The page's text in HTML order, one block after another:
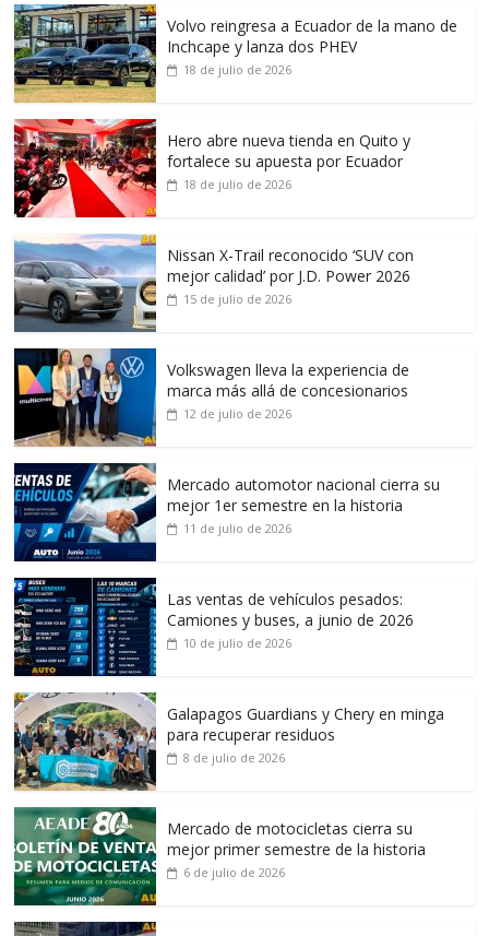
Volvo reingresa a Ecuador de la mano de
Inchcape y lanza dos PHEV
18 de julio de 2026
Hero abre nueva tienda en Quito y
fortalece su apuesta por Ecuador
18 de julio de 2026
Nissan X-Trail reconocido ‘SUV con
mejor calidad’ por J.D. Power 2026
15 de julio de 2026
Volkswagen lleva la experiencia de
marca más allá de concesionarios
12 de julio de 2026
Mercado automotor nacional cierra su
mejor 1er semestre en la historia
11 de julio de 2026
Las ventas de vehículos pesados:
Camiones y buses, a junio de 2026
10 de julio de 2026
Galapagos Guardians y Chery en minga
para recuperar residuos
8 de julio de 2026
Mercado de motocicletas cierra su
mejor primer semestre de la historia
6 de julio de 2026